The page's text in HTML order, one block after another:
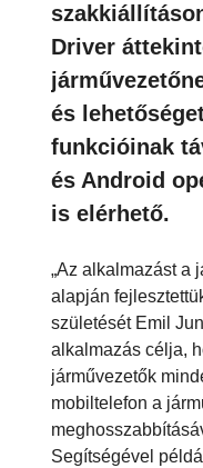
Driver
és
funkcióinak
és Android
is elérhető.
„Az alkalmazást a
alapján
születését Emil
alkalmazás célja,
járművezetők
mobiltelefon a
Segítségével